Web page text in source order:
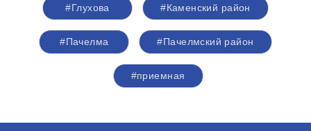
#Глухова #Каменский район
#Пачелма #Пачелмский район
#приемная